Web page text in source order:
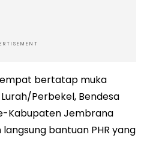
bertatap muka
Perbekel, Bendesa
Kabupaten Jembrana
bantuan PHR yang